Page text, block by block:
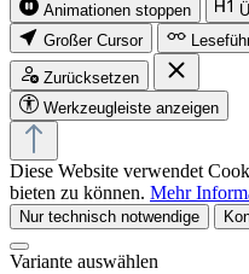
Animationen stoppen
Großer Cursor
Zurücksetzen
Werkzeugleiste anzeigen
Diese Website verwendet
bieten zu können. Mehr
Nur technisch notwendige
Variante auswählen